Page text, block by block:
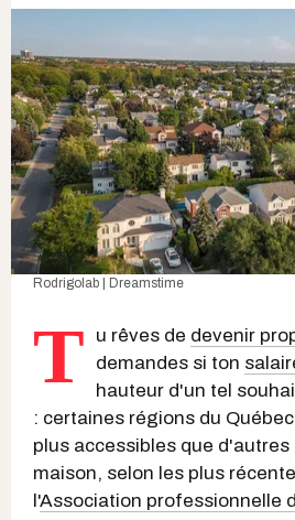
Rodrigolab | Dreamstime
T u rêves de devenir
demandes si ton
hauteur d'un tel
: certaines régions du
plus accessibles que
maison, selon les plus
l'Association professionnelle